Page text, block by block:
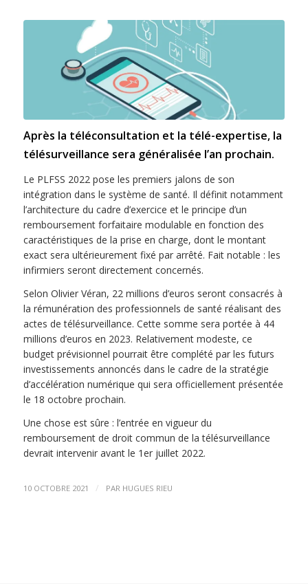
Après la téléconsultation et la télé-expertise, la
télésurveillance sera généralisée l’an prochain.
Le PLFSS 2022 pose les premiers jalons de son
intégration dans le système de santé. Il définit notamment
l’architecture du cadre d’exercice et le principe d’un
remboursement forfaitaire modulable en fonction des
caractéristiques de la prise en charge, dont le montant
exact sera ultérieurement fixé par arrêté. Fait notable : les
infirmiers seront directement concernés.
Selon Olivier Véran, 22 millions d’euros seront consacrés à
la rémunération des professionnels de santé réalisant des
actes de télésurveillance. Cette somme sera portée à 44
millions d’euros en 2023. Relativement modeste, ce
budget prévisionnel pourrait être complété par les futurs
investissements annoncés dans le cadre de la stratégie
d’accélération numérique qui sera officiellement présentée
le 18 octobre prochain.
Une chose est sûre : l’entrée en vigueur du
remboursement de droit commun de la télésurveillance
devrait intervenir avant le 1er juillet 2022.
10 OCTOBRE 2021 / PAR HUGUES RIEU